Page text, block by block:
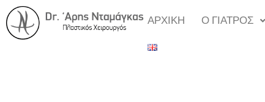
ΑΡΧΙΚΗ Ο ΓΙΑΤΡΟΣ